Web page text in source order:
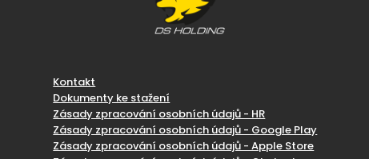
Kontakt
Dokumenty ke stažení
Zásady zpracování osobních údajů - HR
Zásady zpracování osobních údajů - Google Play
Zásady zpracování osobních údajů - Apple Store